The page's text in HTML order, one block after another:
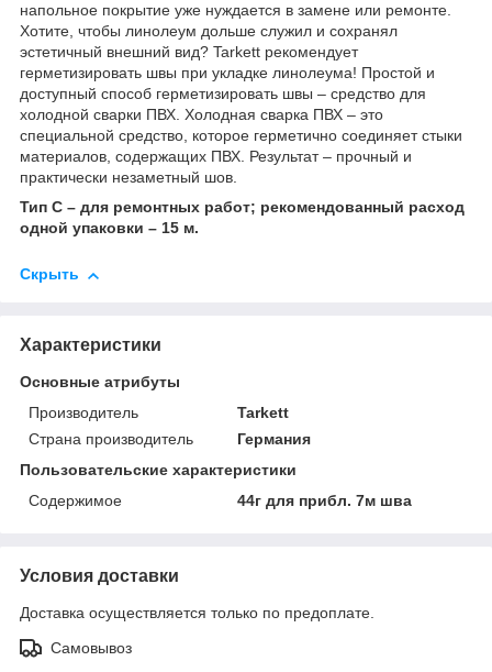
напольное покрытие уже нуждается в замене или ремонте.
Хотите, чтобы линолеум дольше служил и сохранял
эстетичный внешний вид? Tarkett рекомендует
герметизировать швы при укладке линолеума! Простой и
доступный способ герметизировать швы – средство для
холодной сварки ПВХ. Холодная сварка ПВХ – это
специальной средство, которое герметично соединяет стыки
материалов, содержащих ПВХ. Результат – прочный и
практически незаметный шов.
Тип С – для ремонтных работ; рекомендованный расход
одной упаковки – 15 м.
Скрыть
Характеристики
Основные атрибуты
Производитель
Tarkett
Страна производитель
Германия
Пользовательские характеристики
Содержимое
44г для прибл. 7м шва
Условия доставки
Доставка осуществляется только по предоплате.
Самовывоз